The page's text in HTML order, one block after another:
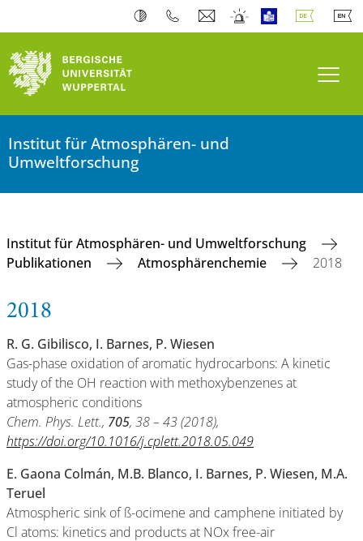
Institut für Atmosphären- und
Umweltforschung
Institut für Atmosphären- und Umweltforschung
Publikationen
Atmosphärenchemie 2018
2018
R. G. Gibilisco, I. Barnes, P. Wiesen
Gas-phase oxidation of aromatic hydrocarbons: A kinetic
study of the OH reaction with methoxybenzenes at
atmospheric conditions
Chem. Phys. Lett., 705, 38 – 43 (2018),
https://doi.org/10.1016/j.cplett.2018.05.049
E. Gaona Colmán, M.B. Blanco, I. Barnes, P. Wiesen, M.A.
Teruel
Atmospheric sink of ß-ocimene and camphene initiated by
Cl atoms: kinetics and products at NOx free-air